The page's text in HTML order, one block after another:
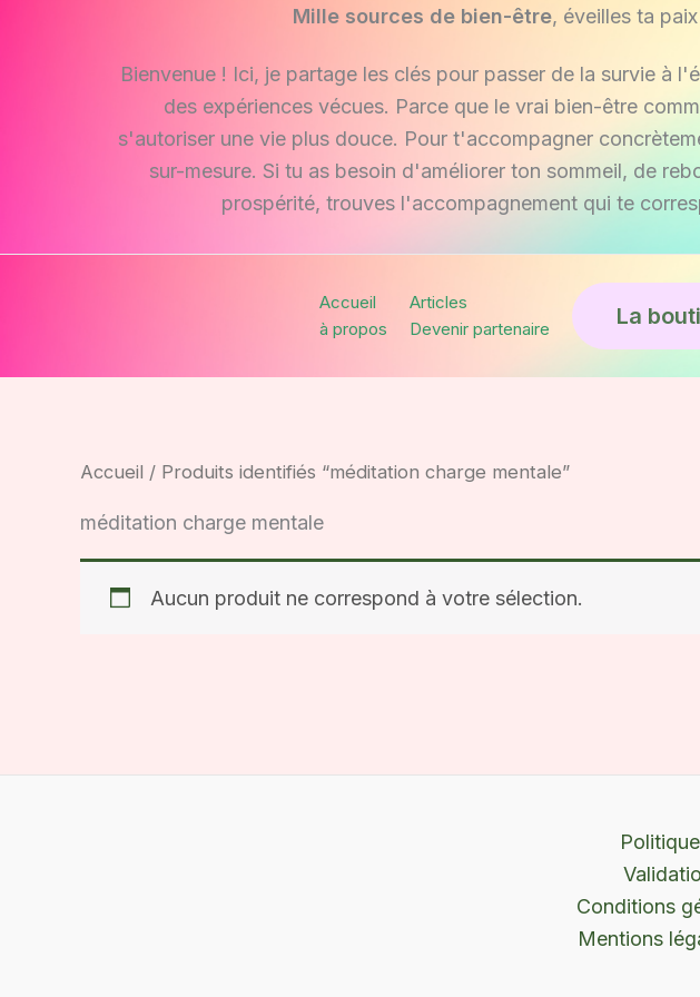
Mille sources de bien-être, éveilles ta
Bienvenue ! Ici, je partage les clés pour passer de la survie à
des expériences vécues. Parce que le vrai bien-être
s'autoriser une vie plus douce. Pour t'accompagner
sur-mesure. Si tu as besoin d'améliorer ton sommeil, de
prospérité, trouves l'accompagnement qui te
Accueil
à propos
Articles
Devenir partenaire
La
Accueil / Produits identifiés “méditation charge mentale”
méditation charge mentale
Aucun produit ne correspond à votre sélection.
Conditions
Mentions